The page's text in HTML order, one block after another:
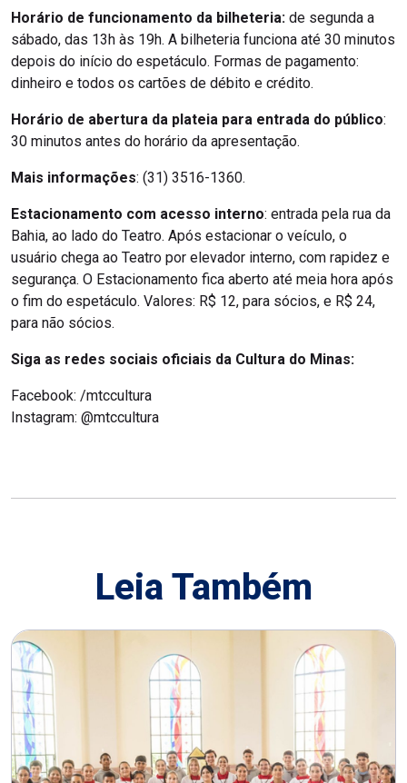
Horário de funcionamento da bilheteria: de segunda a
sábado, das 13h às 19h. A bilheteria funciona até 30 minutos
depois do início do espetáculo. Formas de pagamento:
dinheiro e todos os cartões de débito e crédito.
Horário de abertura da plateia para entrada do público:
30 minutos antes do horário da apresentação.
Mais informações: (31) 3516-1360.
Estacionamento com acesso interno: entrada pela rua da
Bahia, ao lado do Teatro. Após estacionar o veículo, o
usuário chega ao Teatro por elevador interno, com rapidez e
segurança. O Estacionamento fica aberto até meia hora após
o fim do espetáculo. Valores: R$ 12, para sócios, e R$ 24,
para não sócios.
Siga as redes sociais oficiais da Cultura do Minas:
Facebook: /mtccultura
Instagram: @mtccultura
Leia Também